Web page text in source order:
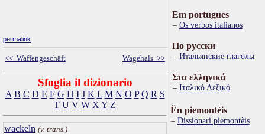
permalink
<< Waffengeschäft Wagehals >>
Sfoglia il dizionario
A B C D E F G H I J K L M N O P Q R S
T U V W X Y Z
wackeln (v. trans.)
Em portugues
Os verbos italianos
По русски
Итальянские глаголы
Στα ελληνικά
Ιταλικό Λεξικό
Ën piemontèis
Dissionari piemontèis